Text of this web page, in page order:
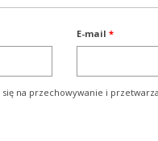
E-mail *
na przechowywanie i